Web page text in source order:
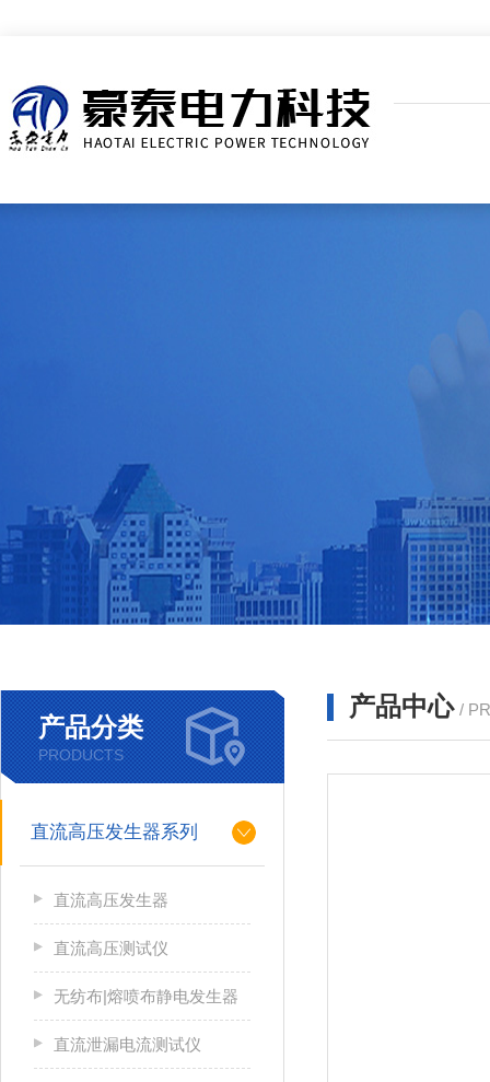
产品分类
PRODUCTS
直流高压发生器系列
直流高压发生器
直流高压测试仪
无纺布|熔喷布静电发生器
直流泄漏电流测试仪
产品中心 /